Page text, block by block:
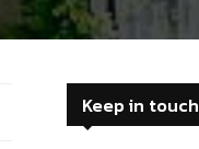
Keep in touch